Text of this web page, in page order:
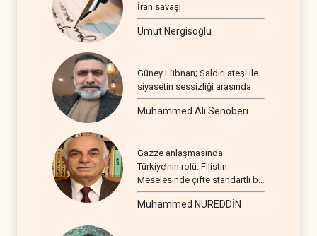
İran savaşı
Umut Nergisoğlu
Güney Lübnan; Saldırı ateşi ile
siyasetin sessizliği arasında
Muhammed Ali Senoberi
Gazze anlaşmasında
Türkiye’nin rolü: Filistin
Meselesinde çifte standartlı bir
seyir
Muhammed NUREDDİN